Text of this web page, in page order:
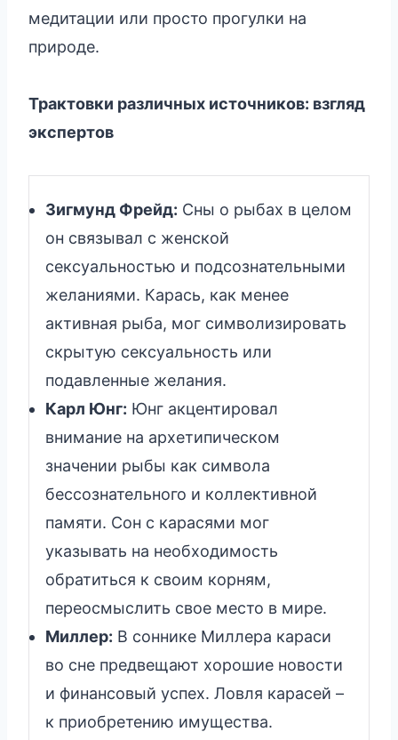
медитации или просто прогулки на
природе.
Трактовки различных источников: взгляд
экспертов
Зигмунд Фрейд: Сны о рыбах в целом
он связывал с женской
сексуальностью и подсознательными
желаниями. Карась, как менее
активная рыба, мог символизировать
скрытую сексуальность или
подавленные желания.
Карл Юнг: Юнг акцентировал
внимание на архетипическом
значении рыбы как символа
бессознательного и коллективной
памяти. Сон с карасями мог
указывать на необходимость
обратиться к своим корням,
переосмыслить свое место в мире.
Миллер: В соннике Миллера караси
во сне предвещают хорошие новости
и финансовый успех. Ловля карасей –
к приобретению имущества.